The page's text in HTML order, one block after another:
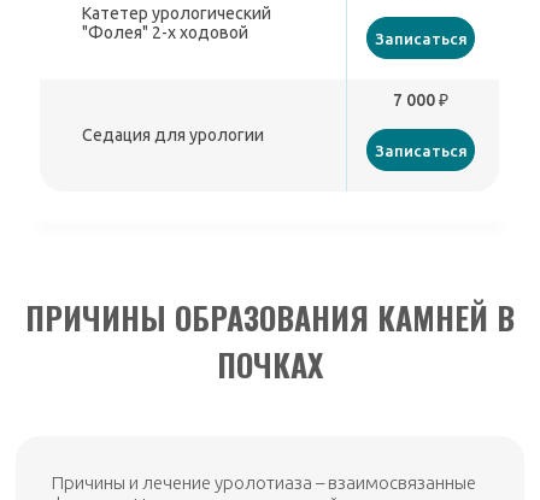
Катетер урологический
"Фолея" 2-х ходовой
Записаться
Седация для урологии
7 000 ₽
Записаться
ПРИЧИНЫ ОБРАЗОВАНИЯ КАМНЕЙ В
ПОЧКАХ
Причины и лечение уролотиаза – взаимосвязанные